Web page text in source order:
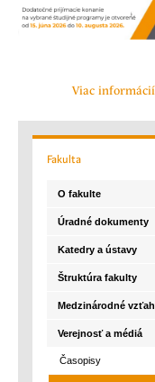
Viac
Fakulta
O fakulte
Úradné dokumenty
Katedry a ústavy
Štruktúra fakulty
Medzinárodné
Verejnosť a médiá
Časopisy